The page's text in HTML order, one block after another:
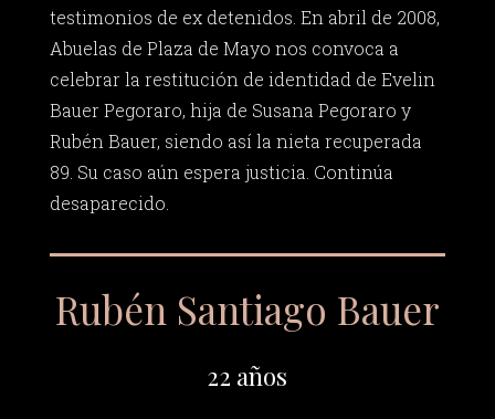
testimonios de ex detenidos. En abril de 2008,
Abuelas de Plaza de Mayo nos convoca a
celebrar la restitución de identidad de Evelin
Bauer Pegoraro, hija de Susana Pegoraro y
Rubén Bauer, siendo así la nieta recuperada
89. Su caso aún espera justicia. Continúa
desaparecido.
Rubén Santiago Bauer
22 años